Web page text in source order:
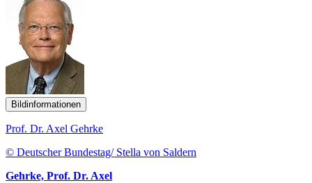
Bildinformationen
Prof. Dr. Axel Gehrke
© Deutscher Bundestag/ Stella von Saldern
Gehrke, Prof. Dr. Axel